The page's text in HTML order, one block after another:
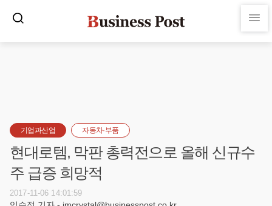
기업과산업 자동차·부품
현대로템, 막판 총력전으로 올해 신규수
주 급증 희망적
2017-11-06 14:01:59